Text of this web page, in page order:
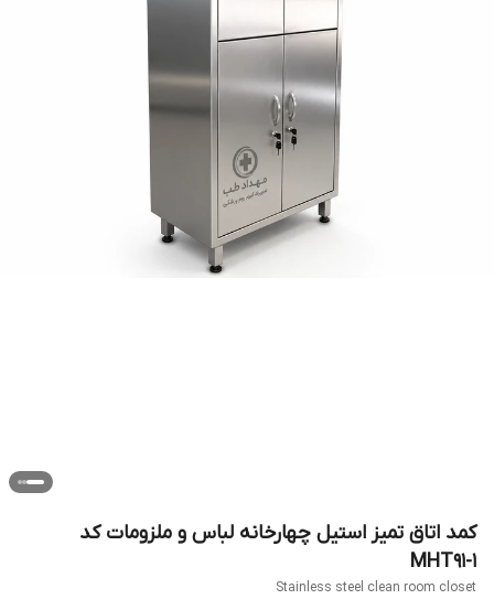
کمد اتاق تمیز استیل چهارخانه لباس و ملزومات کد
MHT91-1
Stainless steel clean room closet